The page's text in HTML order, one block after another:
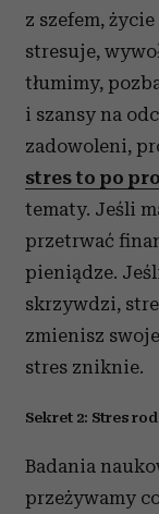
z szefem,
stresuje,
tłumimy,
i szansy na
zadowoleni,
stres to po
tematy. Jeśli
przetrwać
pieniądze.
skrzywdzi,
zmienisz
stres zniknie.
Sekret 2: Stres
Badania
przeżywamy